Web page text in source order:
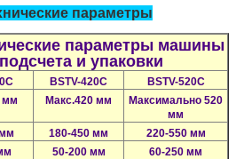
параметры
параметры машины
и упаковки
BSTV-420C
BSTV-520C
мм Макс.420 мм
Максимально 520
мм
180-450 мм
220-550 мм
50-200 мм
60-250 мм